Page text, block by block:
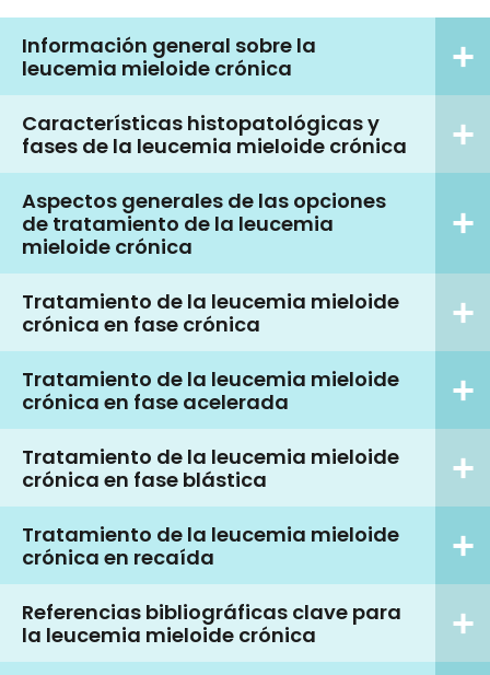
Información general sobre la
leucemia mieloide crónica
Características histopatológicas y
fases de la leucemia mieloide crónica
Aspectos generales de las opciones
de tratamiento de la leucemia
mieloide crónica
Tratamiento de la leucemia mieloide
crónica en fase crónica
Tratamiento de la leucemia mieloide
crónica en fase acelerada
Tratamiento de la leucemia mieloide
crónica en fase blástica
Tratamiento de la leucemia mieloide
crónica en recaída
Referencias bibliográficas clave para
la leucemia mieloide crónica